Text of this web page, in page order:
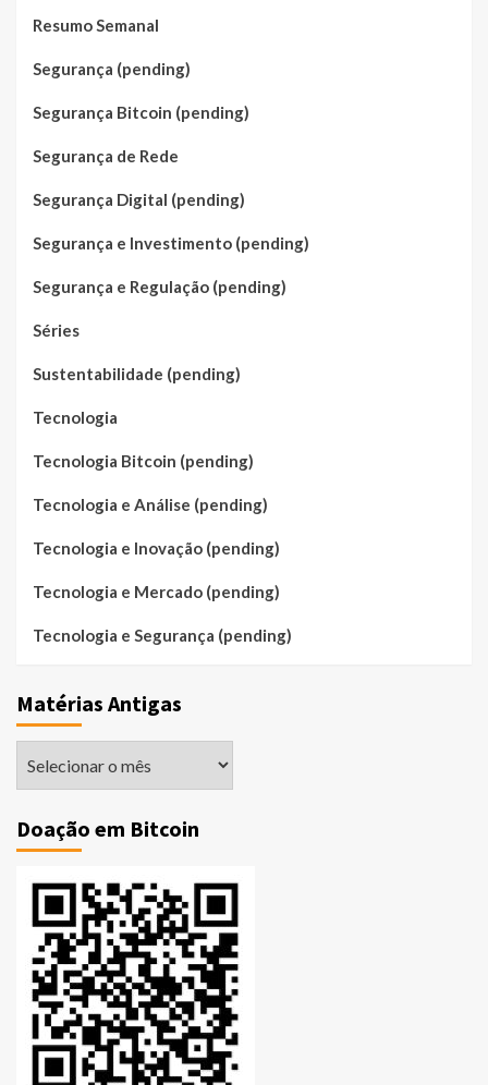
Resumo Semanal
Segurança (pending)
Segurança Bitcoin (pending)
Segurança de Rede
Segurança Digital (pending)
Segurança e Investimento (pending)
Segurança e Regulação (pending)
Séries
Sustentabilidade (pending)
Tecnologia
Tecnologia Bitcoin (pending)
Tecnologia e Análise (pending)
Tecnologia e Inovação (pending)
Tecnologia e Mercado (pending)
Tecnologia e Segurança (pending)
Matérias Antigas
Doação em Bitcoin